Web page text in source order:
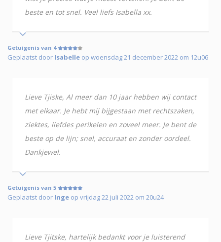
beste en tot snel. Veel liefs Isabella xx.
Getuigenis van 4
Geplaatst door Isabelle op woensdag 21 december 2022 om 12u06
Lieve Tjiske, Al meer dan 10 jaar hebben wij contact
met elkaar. Je hebt mij bijgestaan met rechtszaken,
ziektes, liefdes perikelen en zoveel meer. Je bent de
beste op de lijn; snel, accuraat en zonder oordeel.
Dankjewel.
Getuigenis van 5
Geplaatst door Inge op vrijdag 22 juli 2022 om 20u24
Lieve Tjitske, hartelijk bedankt voor je luisterend